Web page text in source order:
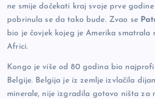
ne smije dočekati kraj svoje prve
pobrinula se da tako bude. Zvao se
bio je čovjek kojeg je Amerika smatrala
Africi.
Kongo je više od 80 godina bio
Belgije. Belgija je iz zemlje izvlačila
minerale, nije izgradila gotovo ništa za